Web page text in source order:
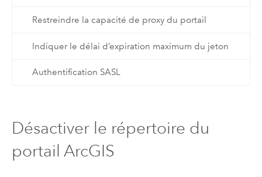
Restreindre la capacité de proxy du portail
Indiquer le délai d’expiration maximum du jeton
Authentification SASL
Désactiver le répertoire du
portail ArcGIS